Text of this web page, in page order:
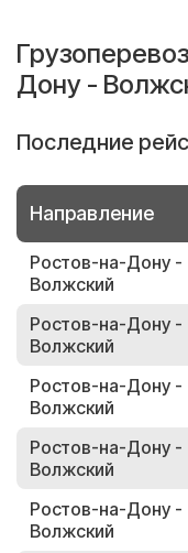
Дону -
Последние
Направление
Ростов-на-Дону -
Волжский
Ростов-на-Дону -
Волжский
Ростов-на-Дону -
Волжский
Ростов-на-Дону -
Волжский
Ростов-на-Дону -
Волжский